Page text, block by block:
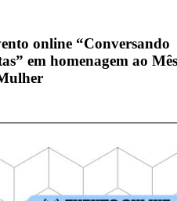
online “Conversando
em homenagem ao Mês